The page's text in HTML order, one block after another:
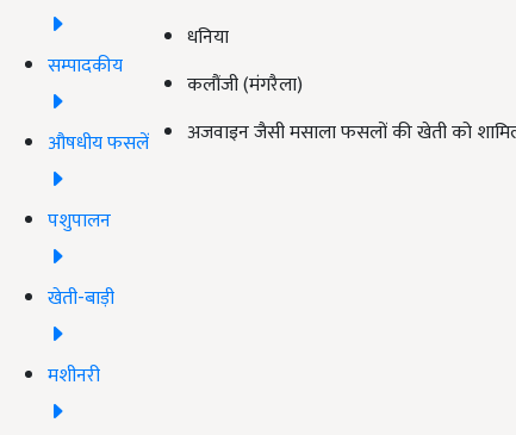
सम्पादकीय
औषधीय फसलें
पशुपालन
खेती-बाड़ी
मशीनरी
धनिया
कलौंजी (मंगरैला)
अजवाइन जैसी मसाला फसलों की खेती को